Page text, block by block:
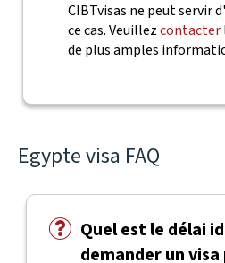
CIBTvisas ne peut servir
ce cas. Veuillezcontacter
de plus amples
Egypte visa FAQ
Quel est le délai
demander un